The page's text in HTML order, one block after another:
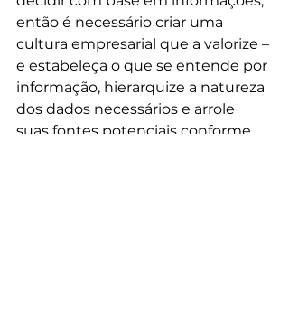
então é necessário criar uma
cultura empresarial que a valorize –
e estabeleça o que se entende por
informação, hierarquize a natureza
dos dados necessários e arrole
suas fontes potenciais conforme